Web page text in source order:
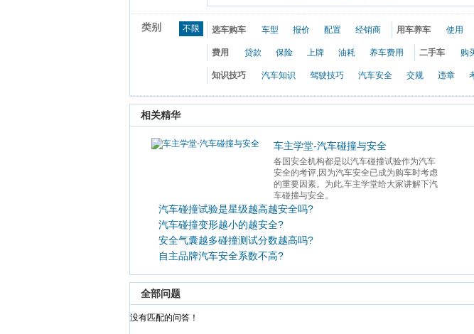
类别 不限 选车购车 车型 报价 配置 经销商 用车养车 使用
费用 贷款 保险 上牌 油耗 养车费用 二手车 购
知识技巧 汽车知识 驾驶技巧 汽车安全 交规 违章
相关精华
车主学堂-汽车碰撞与安全
各国安全机构都是以汽车碰撞试验作为汽车
安全的考评,因为汽车安全已成为购车时考虑
的重要因素。为此,车主学堂给大家讲解下汽
车碰撞与安全。
汽车碰撞试验是星级越高越安全吗?
汽车碰撞变形越小的越安全?
安全气囊越多碰撞测试分数越高吗?
自主品牌汽车安全系数不高?
全部问题
没有匹配的问答！